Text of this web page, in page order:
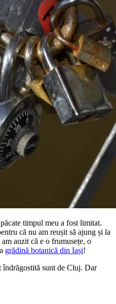
timpul meu a fost limitat.
că nu am reușit să ajung și la
auzit că e o frumusețe, o
grădină botanică din Iași!
sunt de Cluj. Dar